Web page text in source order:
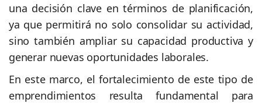
una decisión clave en términos de planificación,
ya que permitirá no solo consolidar su actividad,
sino también ampliar su capacidad productiva y
generar nuevas oportunidades laborales.
En este marco, el fortalecimiento de este tipo de
emprendimientos resulta fundamental para